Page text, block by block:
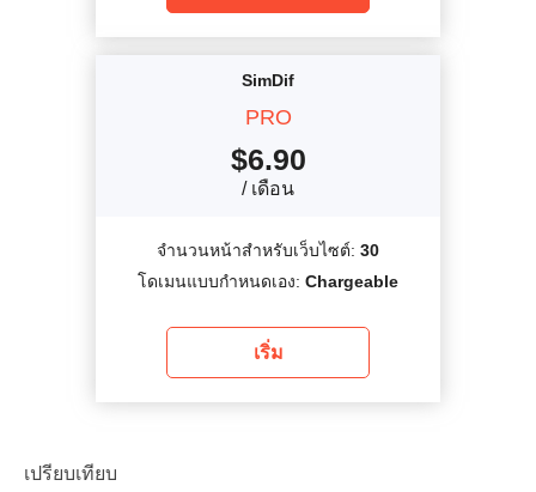
SimDif
PRO
$6.90
/ เดือน
จำนวนหน้าสำหรับเว็บไซต์: 30
โดเมนแบบกำหนดเอง: Chargeable
เริ่ม
เปรียบเทียบ